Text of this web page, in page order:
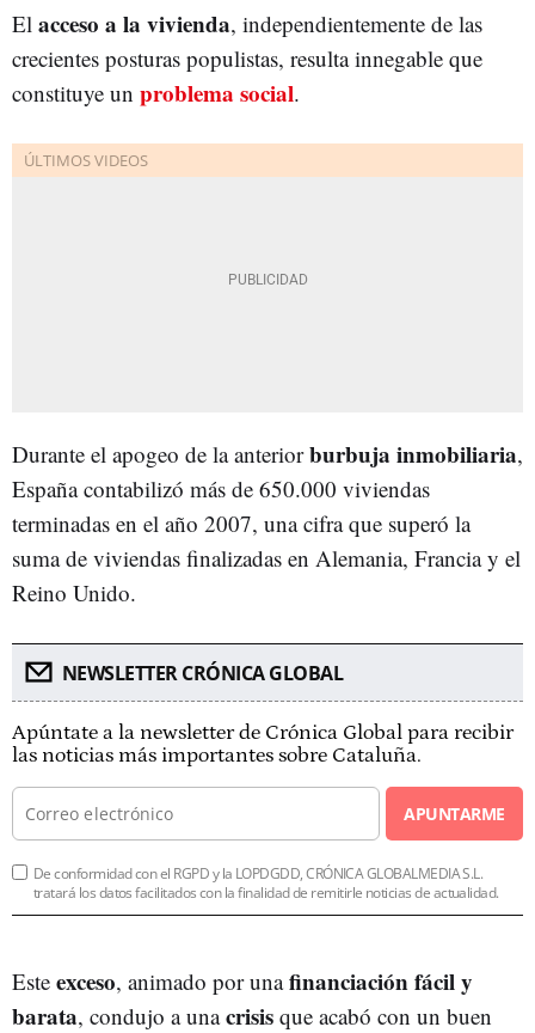
El acceso a la vivienda, independientemente de las
crecientes posturas populistas, resulta innegable que
constituye un problema social.
Durante el apogeo de la anteriorburbuja inmobiliaria,
España contabilizó más de 650.000 viviendas
terminadas en el año 2007, una cifra que superó la
suma de viviendas finalizadas en Alemania, Francia y el
Reino Unido.
NEWSLETTER CRÓNICA GLOBAL
Apúntate a la newsletter de Crónica Global para recibir
las noticias más importantes sobre Cataluña.
APUNTARME
De conformidad con el RGPD y la LOPDGDD, CRÓNICA GLOBALMEDIA S.L.
tratará los datos facilitados con la finalidad de remitirle noticias de actualidad.
Este exceso, animado por unafinanciación fácil y
barata, condujo a unacrisis que acabó con un buen